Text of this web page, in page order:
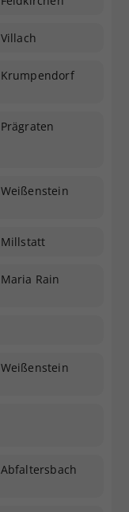
Villach
Krumpendorf
Prägraten
Weißenstein
Millstatt
Maria Rain
Weißenstein
Abfaltersbach